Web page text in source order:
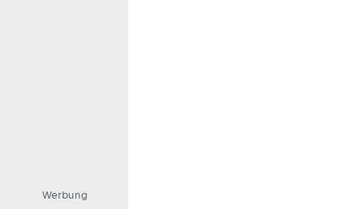
Werbung